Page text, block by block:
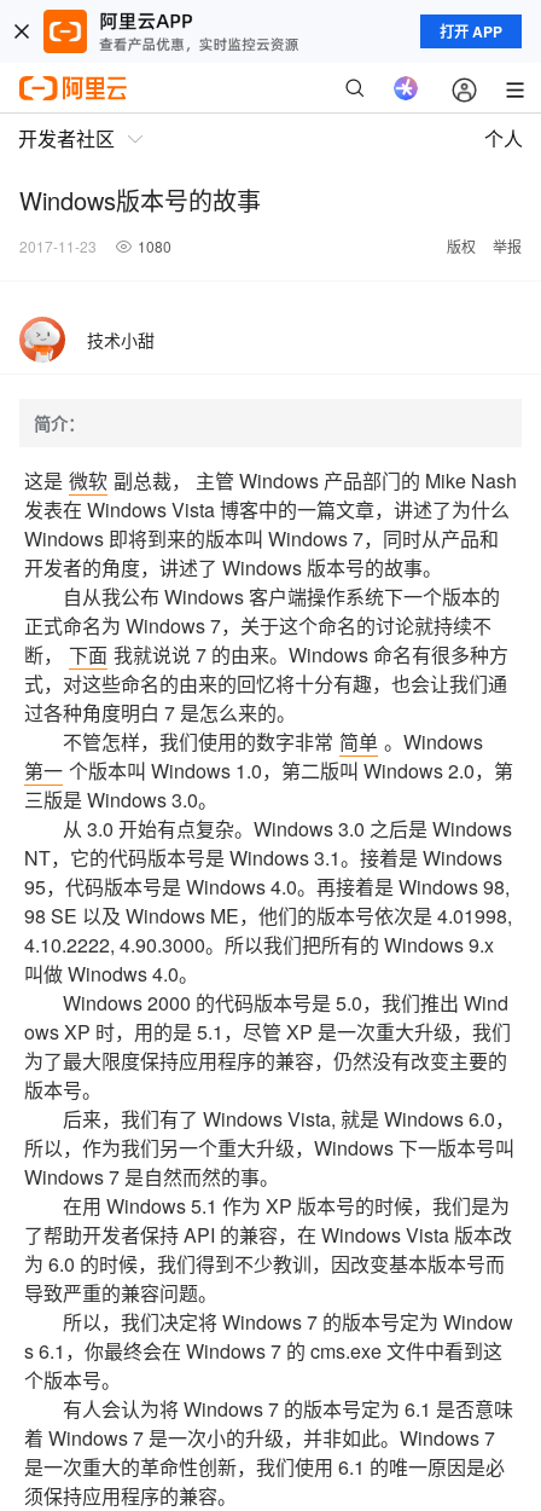
打开 APP
开发者社区 个人
Windows版本号的故事
2017-11-23 1080 版权 举报
技术小甜
简介：
这是 微软 副总裁， 主管 Windows 产品部门的 Mike Nash
发表在 Windows Vista 博客中的一篇文章，讲述了为什么
Windows 即将到来的版本叫 Windows 7，同时从产品和
开发者的角度，讲述了 Windows 版本号的故事。
自从我公布 Windows 客户端操作系统下一个版本的
正式命名为 Windows 7，关于这个命名的讨论就持续不
断，
下面 我就说说 7 的由来。Windows 命名有很多种方
式，对这些命名的由来的回忆将十分有趣，也会让我们通
过各种角度明白 7 是怎么来的。
不管怎样，我们使用的数字非常 简单 。Windows
第一 个版本叫 Windows 1.0，第二版叫 Windows 2.0，第
三版是 Windows 3.0。
从 3.0 开始有点复杂。Windows 3.0 之后是 Windows
NT，它的代码版本号是 Windows 3.1。接着是 Windows
95，代码版本号是 Windows 4.0。再接着是 Windows 98,
98 SE 以及 Windows ME，他们的版本号依次是 4.01998,
4.10.2222, 4.90.3000。所以我们把所有的 Windows 9.x
叫做 Winodws 4.0。
Windows 2000 的代码版本号是 5.0，我们推出 Wind
ows XP 时，用的是 5.1，尽管 XP 是一次重大升级，我们
为了最大限度保持应用程序的兼容，仍然没有改变主要的
版本号。
后来，我们有了 Windows Vista, 就是 Windows 6.0，
所以，作为我们另一个重大升级，Windows 下一版本号叫
Windows 7 是自然而然的事。
在用 Windows 5.1 作为 XP 版本号的时候，我们是为
了帮助开发者保持 API 的兼容，在 Windows Vista 版本改
为 6.0 的时候，我们得到不少教训，因改变基本版本号而
导致严重的兼容问题。
所以，我们决定将 Windows 7 的版本号定为 Window
s 6.1，你最终会在 Windows 7 的 cms.exe 文件中看到这
个版本号。
有人会认为将 Windows 7 的版本号定为 6.1 是否意味
着 Windows 7 是一次小的升级，并非如此。Windows 7
是一次重大的革命性创新，我们使用 6.1 的唯一原因是必
须保持应用程序的兼容。